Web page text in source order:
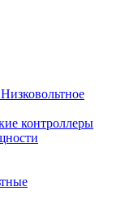
Низковольтное
контроллеры